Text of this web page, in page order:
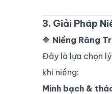
3. Giải Pháp
🔷 Niềng Răng
Đây là lựa chọn
khi niềng:
Minh bạch &